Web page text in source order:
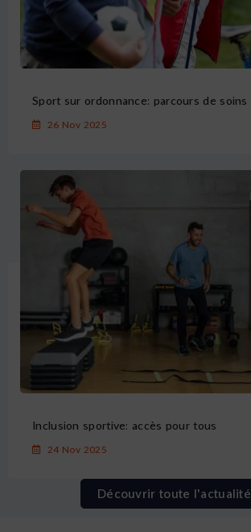
Sport sur ordonnance: parcours de soins
26 Nov 2025
Inclusion sportive: accès pour tous
24 Nov 2025
Découvrir toute l'actualité